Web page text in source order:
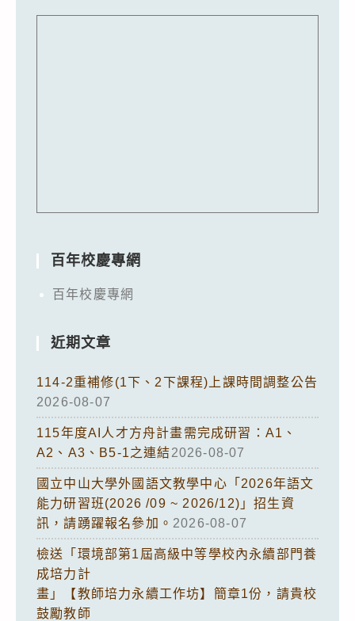
百年校慶專網
百年校慶專網
近期文章
114-2重補修(1下、2下課程)上課時間調整公告
2026-08-07
115年度AI人才方舟計畫需完成研習：A1、
A2、A3、B5-1之連結2026-08-07
國立中山大學外國語文教學中心「2026年語文
能力研習班(2026 /09 ~ 2026/12)」招生資
訊，請踴躍報名參加。 2026-08-07
檢送「環境部第1屆高級中等學校內永續部門養
成培力計
畫」【教師培力永續工作坊】簡章1份，請貴校
鼓勵教師